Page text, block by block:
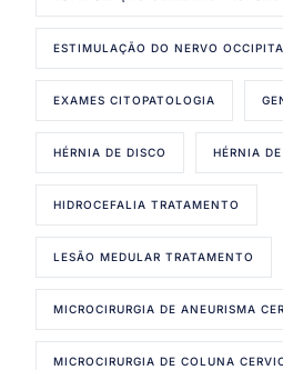
ESTIMULAÇÃO DO NERVO
EXAMES CITOPATOLOGIA
HÉRNIA DE DISCO HÉRNIA
HIDROCEFALIA TRATAMENTO
LESÃO MEDULAR TRATAMENTO
MICROCIRURGIA DE ANEURISMA
MICROCIRURGIA DE COLUNA